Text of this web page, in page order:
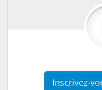
Inscrivez-